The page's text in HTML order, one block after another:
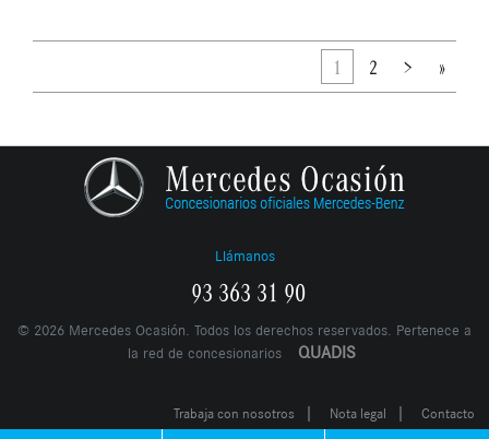
1 2 > »
Llámanos
93 363 31 90
© 2026 Mercedes Ocasión. Todos los derechos reservados. Pertenece a
la red de concesionarios
QUADIS
Trabaja con nosotros | Nota legal | Contacto